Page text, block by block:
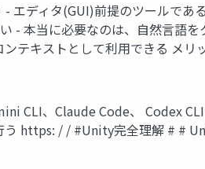
エディタ(GUI)前提のツールであ
- 本当に必要なのは、自然言語
テキストとして利用できる メリ
CLI、Claude Code、 Codex
う https: / / #Unity完全理解 # #